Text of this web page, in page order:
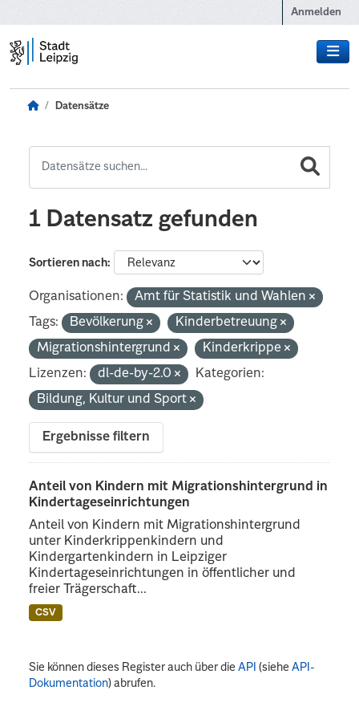
Anmelden
Datensätze
1 Datensatz gefunden
Sortieren nach
Organisationen:
Amt für Statistik und Wahlen
Tags:
Bevölkerung
Kinderbetreuung
Migrationshintergrund
Kinderkrippe
Lizenzen:
dl-de-by-2.0
Kategorien:
Bildung, Kultur und Sport
Ergebnisse filtern
Anteil von Kindern mit Migrationshintergrund in
Kindertageseinrichtungen
Anteil von Kindern mit Migrationshintergrund
unter Kinderkrippenkindern und
Kindergartenkindern in Leipziger
Kindertageseinrichtungen in öffentlicher und
freier Trägerschaft...
CSV
Sie können dieses Register auch über dieAPI (sieheAPI-
Dokumentation) abrufen.